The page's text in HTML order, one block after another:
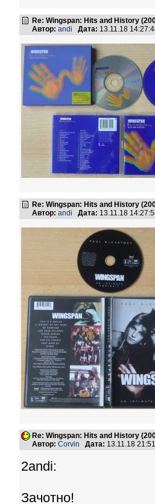
Re: Wingspan: Hits and History
Автор: andi Дата: 13.11.18
Re: Wingspan: Hits and History
Автор: andi Дата: 13.11.18
Re: Wingspan: Hits and History
Автор: Corvin Дата: 13.11.18
2andi:
Зачотно!